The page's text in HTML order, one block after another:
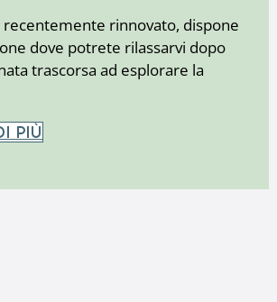
rinnovato, dispone
dove potrete rilassarvi dopo
trascorsa ad esplorare la
PIÙ